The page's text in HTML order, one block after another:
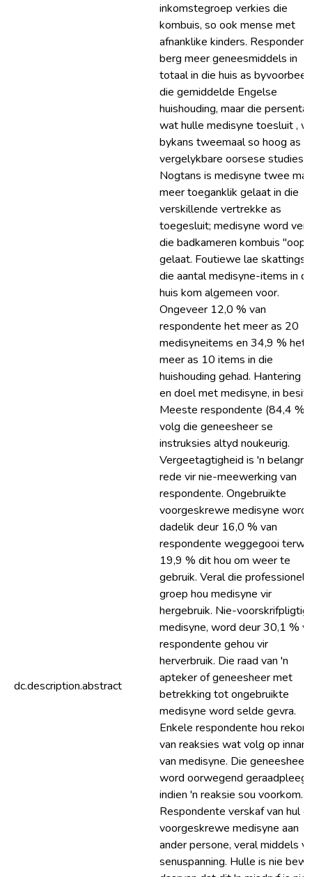
dc.description.abstract
inkomstegroep verkies die
kombuis, so ook mense met
afnanklike kinders.
berg meer geneesmiddels in
totaal in die huis as
die gemiddelde Engelse
huishouding, maar die
wat hulle medisyne toesluit ,
bykans tweemaal so hoog as
vergelykbare oorsese studies.
Nogtans is medisyne twee
meer toeganklik gelaat in die
verskillende vertrekke as
toegesluit; medisyne word
die badkameren kombuis "oop"
gelaat. Foutiewe lae skattings
die aantal medisyne-items in
huis kom algemeen voor.
Ongeveer 12,0 % van
respondente het meer as 20
medisyneitems en 34,9 % het
meer as 10 items in die
huishouding gehad. Hantering
en doel met medisyne, in besit:
Meeste respondente (84,4 %)
volg die geneesheer se
instruksies altyd noukeurig.
Vergeetagtigheid is 'n
rede vir nie-meewerking van
respondente. Ongebruikte
voorgeskrewe medisyne word
dadelik deur 16,0 % van
respondente weggegooi
19,9 % dit hou om weer te
gebruik. Veral die professionele
groep hou medisyne vir
hergebruik. Nie-
medisyne, word deur 30,1 %
respondente gehou vir
herverbruik. Die raad van 'n
apteker of geneesheer met
betrekking tot ongebruikte
medisyne word selde gevra.
Enkele respondente hou rekord
van reaksies wat volg op
van medisyne. Die geneesheer
word oorwegend geraadpleeg
indien 'n reaksie sou voorkom.
Respondente verskaf van hul
voorgeskrewe medisyne aan
ander persone, veral middels vir
senuspanning. Hulle is nie